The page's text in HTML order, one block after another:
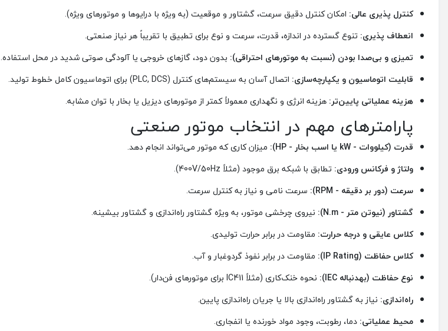
کنترل پذیری عالی: امکان کنترل دقیق سرعت، گشتاور و موقعیت (به ویژه با درایوها و موتورهای ویژه).
انعطاف پذیری: تنوع گسترده در اندازه، قدرت، سرعت و نوع برای تطبیق با تقریباً هر نیاز صنعتی.
تمیزی و بی‌صدا بودن (نسبت به موتورهای احتراقی): بدون دود، گازهای خروجی یا آلودگی صوتی شدید در محل استفاده.
قابلیت اتوماسیون و یکپارچه‌سازی: اتصال آسان به سیستم‌های کنترل (PLC, DCS) برای اتوماسیون کامل خطوط تولید.
هزینه عملیاتی پایین‌تر: هزینه انرژی و نگهداری معمولاً کمتر از موتورهای دیزیل یا بخار با توان مشابه.
پارامترهای مهم در انتخاب موتور صنعتی
قدرت (کیلووات - kW یا اسب بخار - HP):
میزان کاری که موتور می‌تواند انجام دهد.
ولتاژ و فرکانس ورودی: تطابق با شبکه برق موجود (مثلاً 400V/50Hz).
سرعت (دور بر دقیقه - RPM):
سرعت نامی و نیاز به کنترل سرعت.
گشتاور (نیوتن متر - N.m):
نیروی چرخشی موتور، به ویژه گشتاور راه‌اندازی و گشتاور بیشینه.
کلاس عایقی و درجه حرارت: مقاومت در برابر حرارت تولیدی.
کلاس حفاظت (IP Rating):
مقاومت در برابر نفوذ گردوغبار و آب.
نوع حفاظت (بهدنباله IEC):
نحوه خنک‌کاری (مثلاً IC411 برای موتورهای فن‌دار).
راه‌اندازی: نیاز به گشتاور راه‌اندازی بالا یا جریان راه‌اندازی پایین.
محیط عملیاتی: دما، رطوبت، وجود مواد خورنده یا انفجاری.